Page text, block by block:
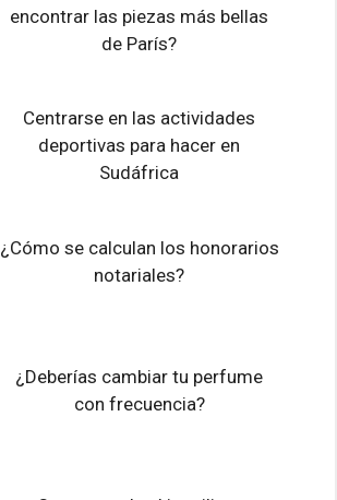
encontrar las piezas más bellas
de París?
Centrarse en las actividades
deportivas para hacer en
Sudáfrica
¿Cómo se calculan los honorarios
notariales?
¿Deberías cambiar tu perfume
con frecuencia?